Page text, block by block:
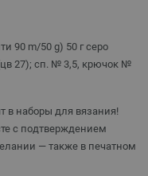
90 m/50 g) 50 г серо
27); сп. № 3,5, крючок №
в наборы для вязания!
с подтверждением
— также в печатном